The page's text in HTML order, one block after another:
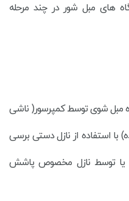
های مبل شور در چند مرحله
مبل شوی توسط کمپرسور( ناشی
با استفاده از نازل دستی برسی
یا توسط نازل مخصوص پاشش